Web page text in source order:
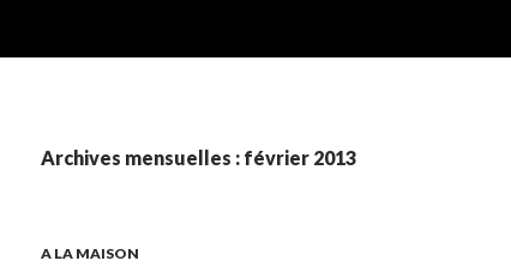
Archives mensuelles : février 2013
A LA MAISON